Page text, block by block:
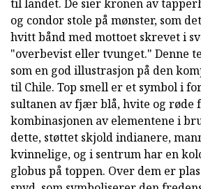
til landet. De sier kronen av
og condor stole på mønster, som
hvitt bånd med mottoet skrevet i
"overbevist eller tvunget." Denne
som en god illustrasjon på den
til Chile. Top smell er et symbol i
sultanen av fjær blå, hvite og røde
kombinasjonen av elementene i
dette, støttet skjold indianere,
kvinnelige, og i sentrum har en
globus på toppen. Over dem er